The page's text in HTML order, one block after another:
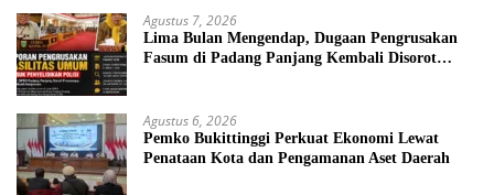
Agustus 7, 2026
Lima Bulan Mengendap, Dugaan Pengrusakan
Fasum di Padang Panjang Kembali Disorot
Agustus 6, 2026
Pemko Bukittinggi Perkuat Ekonomi Lewat
Penataan Kota dan Pengamanan Aset Daerah